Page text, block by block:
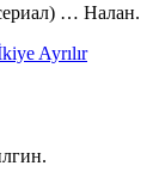
… Налан.
Ayrılır